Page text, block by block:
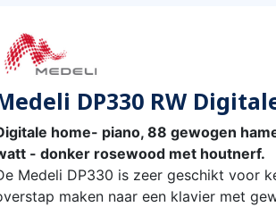
DP330 RW
home- piano, 88 gewogen
- donker rosewood met houtnerf.
Medeli DP330 is zeer geschikt voor
maken naar een klavier met